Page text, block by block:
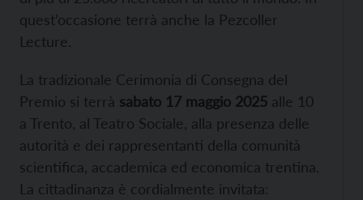
quest’occasione terrà anche la Pezcoller
Lecture.
La tradizionale Cerimonia di Consegna del
Premio si terrà sabato 17 maggio 2025 alle 10
a Trento, al Teatro Sociale, alla presenza delle
autorità e dei rappresentanti della comunità
scientifica, accademica ed economica trentina.
La cittadinanza è cordialmente invitata: